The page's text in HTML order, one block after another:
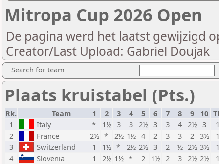
Mitropa Cup 2026 Open
De pagina werd het laatst gewijzigd
Creator/Last Upload: Gabriel Doujak
Search for team
Plaats kruistabel (Pts.)
Rk. Team 1 2 3 4 5 6 7 8 9 10
1
Italy * 1½ 3 3 2½ 3 3 4 2½ 3
2
France 2½ * 2½ 1½ 4 2 3 3 2 3½
3
Switzerland 1 1½ * 2½ 2½ 3 2 ½ 2½ 3½
4
Slovenia 1 2½ 1½ * 2 1½ 2 3 2½ 2½